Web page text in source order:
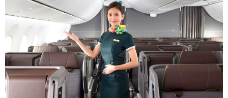
06/30 楽天トラベル) 海外ツアー 最大30,000円OFFクーポン
06/29 Trip.com) 海外航空券(香港) 最大5,000円OFFクーポン
06/29 Trip.com) 韓国旅 最大50%OFFセール
06/28 エアトリ) 海外航空券 最大3,000円OFFクーポン
HIS) 海外航空券 2,000円OFFクーポン